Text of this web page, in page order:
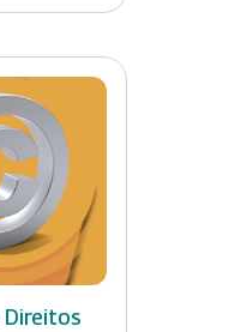
Direitos